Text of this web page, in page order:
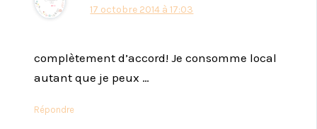
17 octobre 2014 à 17:03
complètement d’accord! Je consomme local
autant que je peux …
Répondre